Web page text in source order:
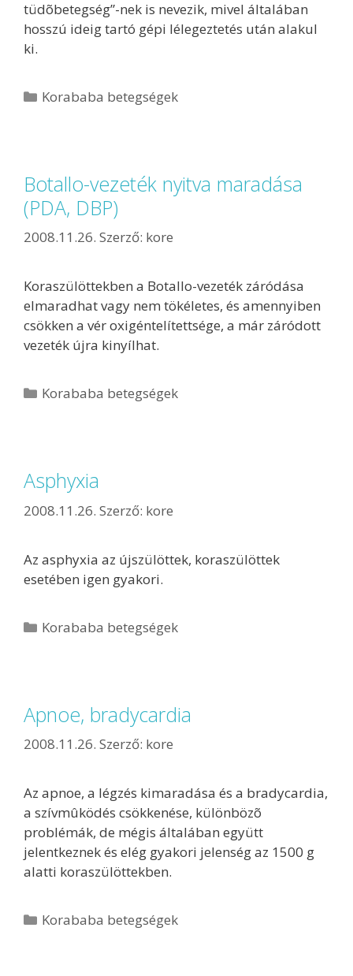
tüdõbetegség”-nek is nevezik, mivel általában
hosszú ideig tartó gépi lélegeztetés után alakul
ki.
Korababa betegségek
Botallo-vezeték nyitva maradása
(PDA, DBP)
2008.11.26. Szerző: kore
Koraszülöttekben a Botallo-vezeték záródása
elmaradhat vagy nem tökéletes, és amennyiben
csökken a vér oxigéntelítettsége, a már záródott
vezeték újra kinyílhat.
Korababa betegségek
Asphyxia
2008.11.26. Szerző: kore
Az asphyxia az újszülöttek, koraszülöttek
esetében igen gyakori.
Korababa betegségek
Apnoe, bradycardia
2008.11.26. Szerző: kore
Az apnoe, a légzés kimaradása és a bradycardia,
a szívmûködés csökkenése, különbözõ
problémák, de mégis általában együtt
jelentkeznek és elég gyakori jelenség az 1500 g
alatti koraszülöttekben.
Korababa betegségek